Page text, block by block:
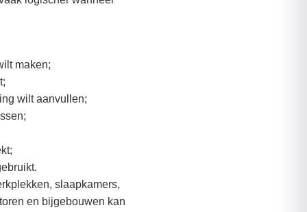
maken;
wilt aanvullen;
slaapkamers,
en bijgebouwen kan